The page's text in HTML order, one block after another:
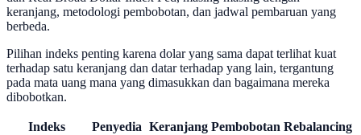
keranjang, metodologi pembobotan, dan jadwal pembaruan yang
berbeda.
Pilihan indeks penting karena dolar yang sama dapat terlihat kuat
terhadap satu keranjang dan datar terhadap yang lain, tergantung
pada mata uang mana yang dimasukkan dan bagaimana mereka
dibobotkan.
Indeks Penyedia Keranjang Pembobotan Rebalancing